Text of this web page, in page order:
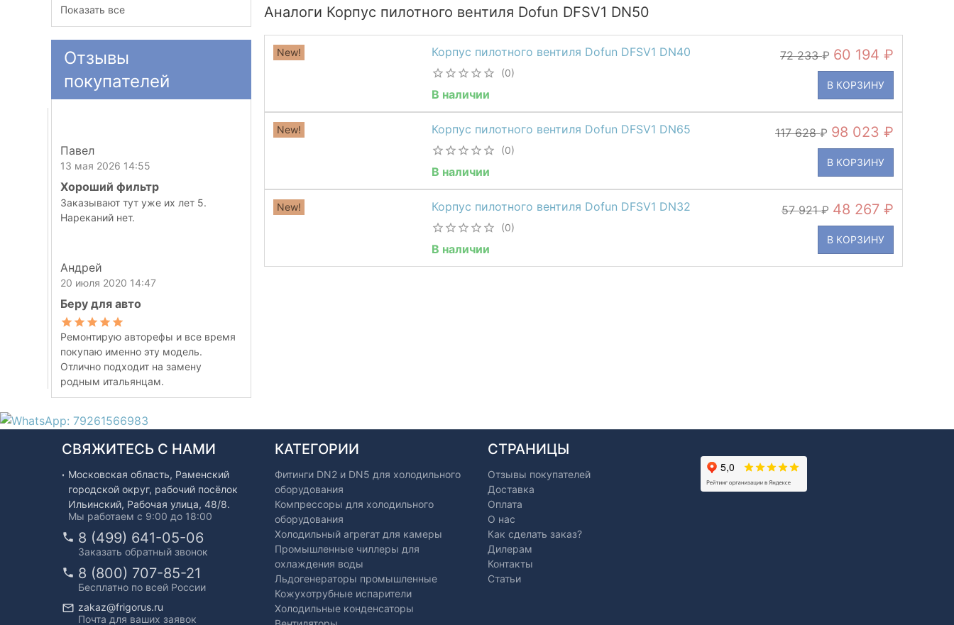
Аналоги Корпус пилотного вентиля Dofun DFSV1 DN50
Корпус пилотного вентиля Dofun DFSV1 DN40
(0)
В наличии
72 233 60 194
В КОРЗИНУ
New!
Корпус пилотного вентиля Dofun DFSV1 DN65
(0)
В наличии
117 628 98 023
В КОРЗИНУ
New!
Корпус пилотного вентиля Dofun DFSV1 DN32
(0)
В наличии
57 921 48 267
В КОРЗИНУ
New!
Показать все
Отзывы
покупателей
Павел
13 мая 2026 14:55
Хороший фильтр
Заказывают тут уже их лет 5.
Нареканий нет.
Андрей
20 июля 2020 14:47
Беру для авто
Ремонтирую авторефы и все время
покупаю именно эту модель.
Отлично подходит на замену
родным итальянцам.
СВЯЖИТЕСЬ С НАМИ
Московская область, Раменский
городской округ, рабочий посёлок
Ильинский, Рабочая улица, 48/8.
Мы работаем с 9:00 до 18:00
8 (499) 641-05-06
Заказать обратный звонок
8 (800) 707-85-21
Бесплатно по всей России
zakaz@frigorus.ru
Почта для ваших заявок
КАТЕГОРИИ
Фитинги DN2 и DN5 для холодильного
оборудования
Компрессоры для холодильного
оборудования
Холодильный агрегат для камеры
Промышленные чиллеры для
охлаждения воды
Льдогенераторы промышленные
Кожухотрубные испарители
Холодильные конденсаторы
СТРАНИЦЫ
Отзывы покупателей
Доставка
Оплата
О нас
Как сделать заказ?
Дилерам
Контакты
Статьи